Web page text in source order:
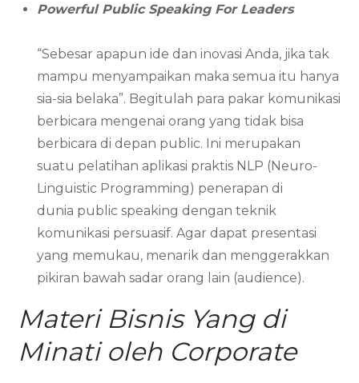
Powerful Public Speaking For Leaders
“Sebesar apapun ide dan inovasi Anda, jika tak
mampu menyampaikan maka semua itu hanya
sia-sia belaka”. Begitulah para pakar komunikasi
berbicara mengenai orang yang tidak bisa
berbicara di depan public. Ini merupakan
suatu pelatihan aplikasi praktis NLP (Neuro-
Linguistic Programming) penerapan di
dunia public speaking dengan teknik
komunikasi persuasif. Agar dapat presentasi
yang memukau, menarik dan menggerakkan
pikiran bawah sadar orang lain (audience).
Materi Bisnis Yang di
Minati oleh Corporate